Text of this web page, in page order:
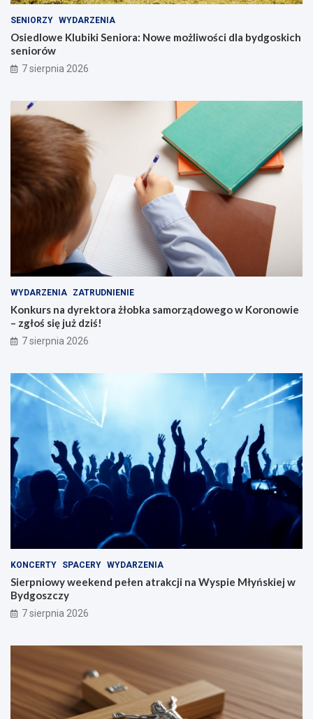
SENIORZY WYDARZENIA
Osiedlowe Klubiki Seniora: Nowe możliwości dla bydgoskich
seniorów
7 sierpnia 2026
WYDARZENIA ZATRUDNIENIE
Konkurs na dyrektora żłobka samorządowego w Koronowie
– zgłoś się już dziś!
7 sierpnia 2026
KONCERTY SPACERY WYDARZENIA
Sierpniowy weekend pełen atrakcji na Wyspie Młyńskiej w
Bydgoszczy
7 sierpnia 2026